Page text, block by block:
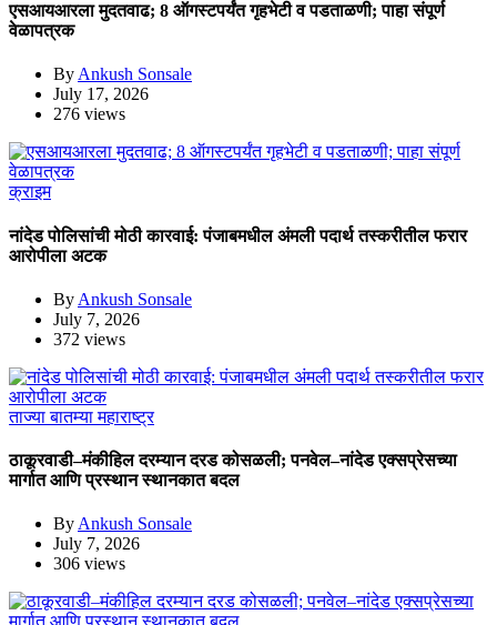
एसआयआरला मुदतवाढ; 8 ऑगस्टपर्यंत गृहभेटी व पडताळणी; पाहा संपूर्ण
वेळापत्रक
By Ankush Sonsale
July 17, 2026
276 views
क्राइम
नांदेड पोलिसांची मोठी कारवाई: पंजाबमधील अंमली पदार्थ तस्करीतील फरार
आरोपीला अटक
By Ankush Sonsale
July 7, 2026
372 views
ताज्या बातम्यामहाराष्ट्र
ठाकूरवाडी–मंकीहिल दरम्यान दरड कोसळली; पनवेल–नांदेड एक्सप्रेसच्या
मार्गात आणि प्रस्थान स्थानकात बदल
By Ankush Sonsale
July 7, 2026
306 views